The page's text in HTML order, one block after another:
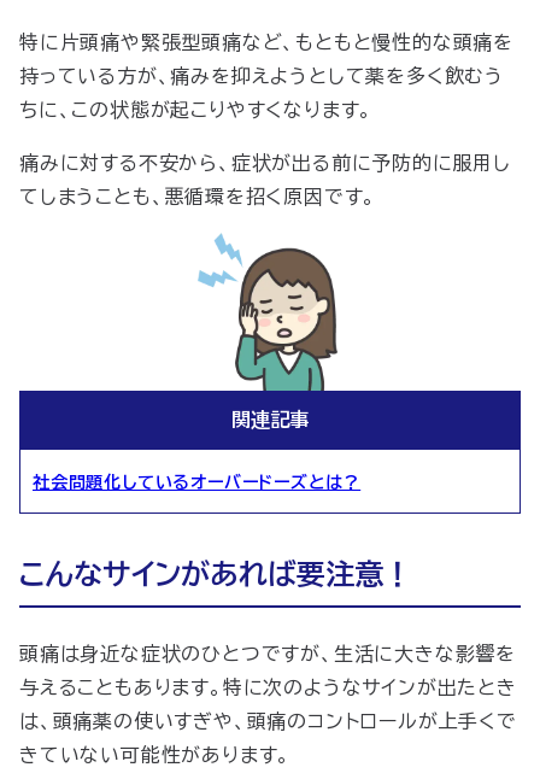
特に片頭痛や緊張型頭痛など、もともと慢性的な頭痛を
持っている方が、痛みを抑えようとして薬を多く飲むう
ちに、この状態が起こりやすくなります。
痛みに対する不安から、症状が出る前に予防的に服用し
てしまうことも、悪循環を招く原因です。
関連記事
社会問題化しているオーバードーズとは？
こんなサインがあれば要注意！
頭痛は身近な症状のひとつですが、生活に大きな影響を
与えることもあります。特に次のようなサインが出たとき
は、頭痛薬の使いすぎや、頭痛のコントロールが上手くで
きていない可能性があります。